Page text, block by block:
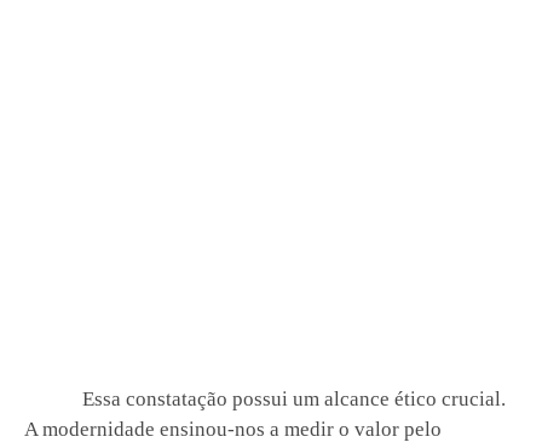
Essa constatação possui um alcance ético crucial.
A modernidade ensinou-nos a medir o valor pelo